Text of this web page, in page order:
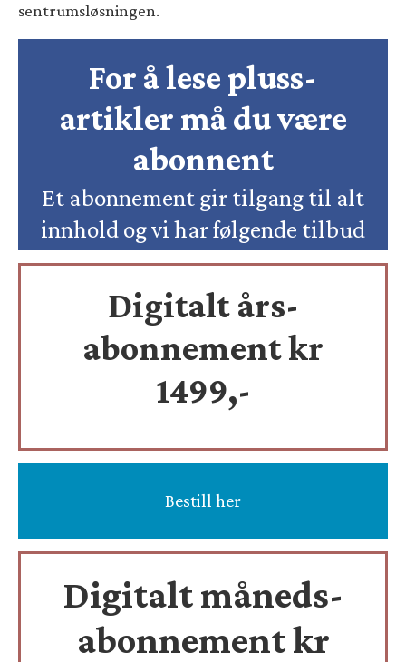
sentrumsløsningen.
For å lese pluss-
artikler må du være
abonnent
Et abonnement gir tilgang til alt
innhold og vi har følgende tilbud
Digitalt års-
abonnement kr
1499,-
Bestill her
Digitalt måneds-
abonnement kr